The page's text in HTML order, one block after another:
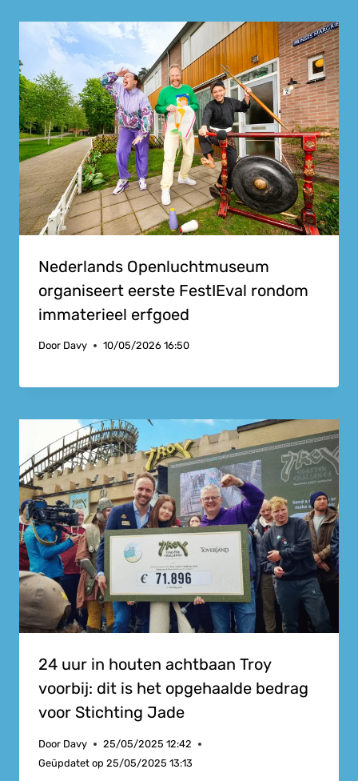
Nederlands Openluchtmuseum
organiseert eerste FestIEval rondom
immaterieel erfgoed
Door Davy 10/05/2026 16:50
24 uur in houten achtbaan Troy
voorbij: dit is het opgehaalde bedrag
voor Stichting Jade
Door Davy
25/05/2025 12:42
Geüpdatet op 25/05/2025 13:13